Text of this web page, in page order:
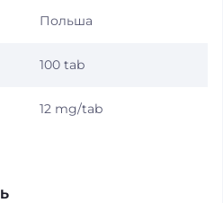
Польша
100 tab
12 mg/tab